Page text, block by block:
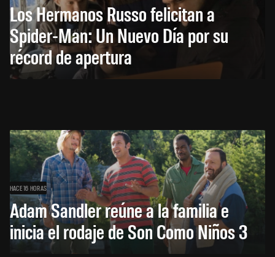
Los Hermanos Russo felicitan a
Spider-Man: Un Nuevo Día por su
récord de apertura
HACE 16 HORAS
Adam Sandler reúne a la familia e
inicia el rodaje de Son Como Niños 3